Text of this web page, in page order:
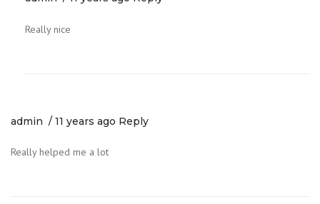
Really nice
admin 11 years ago Reply
Really helped me a lot